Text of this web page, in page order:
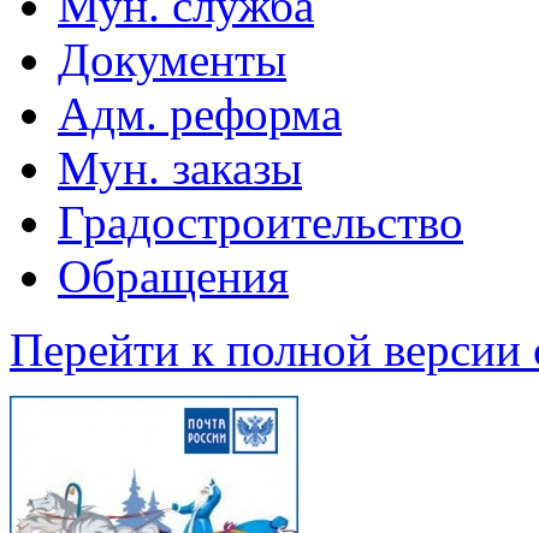
Документы
Адм. реформа
Мун. заказы
Градостроительство
Обращения
Перейти к полной версии